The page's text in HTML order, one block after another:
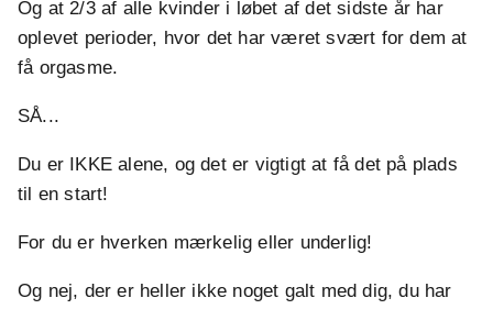
Og at 2/3 af alle kvinder i løbet af det sidste år har
oplevet perioder, hvor det har været svært for dem at
få orgasme.
SÅ...
Du er IKKE alene, og det er vigtigt at få det på plads
til en start!
For du er hverken mærkelig eller underlig!
Og nej, der er heller ikke noget galt med dig, du har